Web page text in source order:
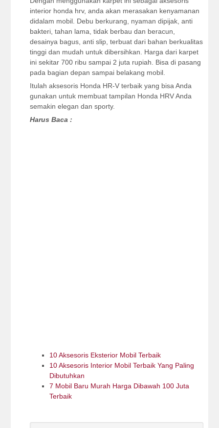
interior honda hrv, anda akan merasakan kenyamanan
didalam mobil. Debu berkurang, nyaman dipijak, anti
bakteri, tahan lama, tidak berbau dan beracun,
desainya bagus, anti slip, terbuat dari bahan berkualitas
tinggi dan mudah untuk dibersihkan. Harga dari karpet
ini sekitar 700 ribu sampai 2 juta rupiah. Bisa di pasang
pada bagian depan sampai belakang mobil.
Itulah aksesoris Honda HR-V terbaik yang bisa Anda
gunakan untuk membuat tampilan Honda HRV Anda
semakin elegan dan sporty.
Harus Baca :
10 Aksesoris Eksterior Mobil Terbaik
10 Aksesoris Interior Mobil Terbaik Yang Paling
Dibutuhkan
7 Mobil Baru Murah Harga Dibawah 100 Juta
Terbaik